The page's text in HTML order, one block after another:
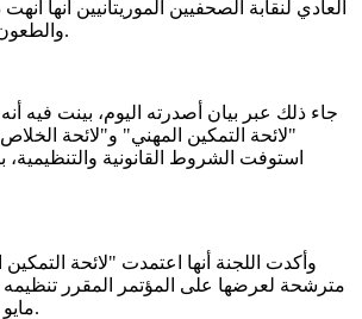
العادي لنقابة الصحفيين الموريتانيين أنها
والطعون وفق الآجال المحددة.
جاء ذلك عبر بيان أصدرته اليوم، بينت فيه
"لائحة التمكين المهني" و"لائحة
استوفت الشروط القانونية والتنظيمية،
وأكدت اللجنة أنها اعتمدت "لائحة
مايو الجاري في نواكشوط.